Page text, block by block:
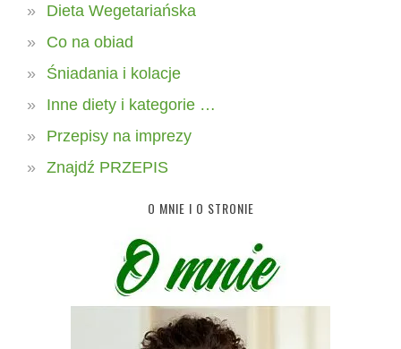
Dieta Wegetariańska
Co na obiad
Śniadania i kolacje
Inne diety i kategorie …
Przepisy na imprezy
Znajdź PRZEPIS
O MNIE I O STRONIE